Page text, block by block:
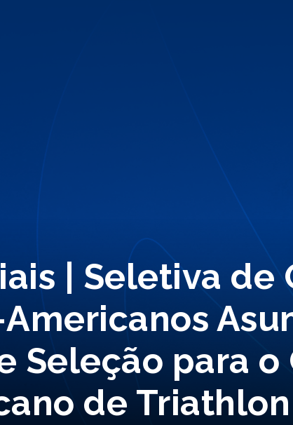
| Seletiva de
Seleção para
de